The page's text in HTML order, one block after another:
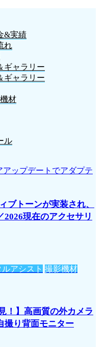
&実績
れ
ギャラリー
ギャラリー
材
ル
ブトーンが実装され、
2026現在のアクセサリ
アシスト 撮影機材
！】高画質の外カメラ
撮り背面モニター